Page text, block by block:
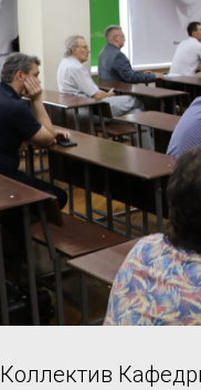
Коллектив